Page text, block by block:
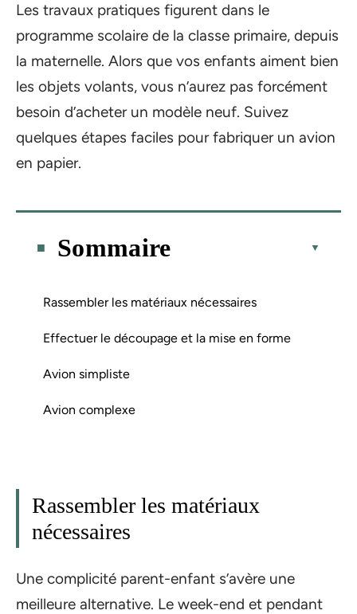
Les travaux pratiques figurent dans le
programme scolaire de la classe primaire, depuis
la maternelle. Alors que vos enfants aiment bien
les objets volants, vous n’aurez pas forcément
besoin d’acheter un modèle neuf. Suivez
quelques étapes faciles pour fabriquer un avion
en papier.
Sommaire
Rassembler les matériaux nécessaires
Effectuer le découpage et la mise en forme
Avion simpliste
Avion complexe
Rassembler les matériaux
nécessaires
Une complicité parent-enfant s’avère une
meilleure alternative. Le week-end et pendant